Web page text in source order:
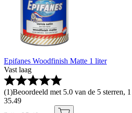
Epifanes Woodfinish Matte 1 liter
Vast laag
(1)Beoordeeld met 5.0 van de 5 sterren,
35.49